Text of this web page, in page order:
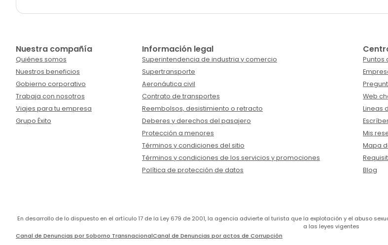
Nuestra compañía
Quiénes somos
Nuestros beneficios
Gobierno corporativo
Trabaja con nosotros
Viajes para tu empresa
Grupo Éxito
Información legal
Superintendencia de industria y comercio
Supertransporte
Aeronáutica civil
Contrato de transportes
Reembolsos, desistimiento o retracto
Deberes y derechos del pasajero
Protección a menores
Términos y condiciones del sitio
Términos y condiciones de los servicios y promociones
Política de protección de datos
Puntos
Web
Lineas
Mis
Mapa
Blog
En desarrollo de lo dispuesto en el artículo 17 de la Ley 679 de 2001, la agencia advierte al turista que la explotación y el abuso
a las leyes vigentes
Canal de Denuncias por Soborno TransnacionalCanal de Denuncias por actos de Corrupción